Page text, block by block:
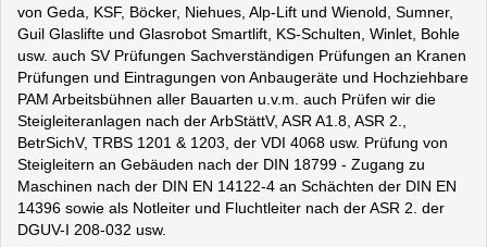
von Geda, KSF, Böcker, Niehues, Alp-Lift und Wienold, Sumner,
Guil Glaslifte und Glasrobot Smartlift, KS-Schulten, Winlet, Bohle
usw. auch SV Prüfungen Sachverständigen Prüfungen an Kranen
Prüfungen und Eintragungen von Anbaugeräte und Hochziehbare
PAM Arbeitsbühnen aller Bauarten u.v.m. auch Prüfen wir die
Steigleiteranlagen nach der ArbStättV, ASR A1.8, ASR 2.,
BetrSichV, TRBS 1201 & 1203, der VDI 4068 usw. Prüfung von
Steigleitern an Gebäuden nach der DIN 18799 - Zugang zu
Maschinen nach der DIN EN 14122-4 an Schächten der DIN EN
14396 sowie als Notleiter und Fluchtleiter nach der ASR 2. der
DGUV-I 208-032 usw.